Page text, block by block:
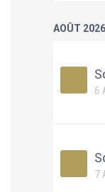
AOÛT 2026
6
7